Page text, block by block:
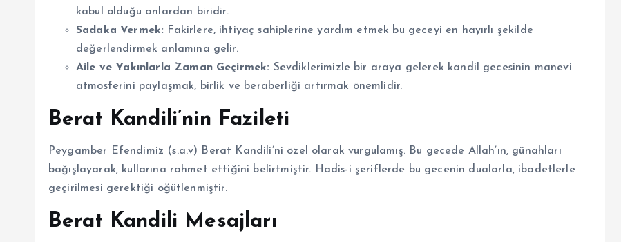
kabul olduğu anlardan biridir.
Sadaka Vermek: Fakirlere, ihtiyaç sahiplerine yardım etmek bu geceyi en hayırlı şekilde
değerlendirmek anlamına gelir.
Aile ve Yakınlarla Zaman Geçirmek: Sevdiklerimizle bir araya gelerek kandil gecesinin manevi
atmosferini paylaşmak, birlik ve beraberliği artırmak önemlidir.
Berat Kandili’nin Fazileti
Peygamber Efendimiz (s.a.v) Berat Kandili’ni özel olarak vurgulamış. Bu gecede Allah’ın, günahları
bağışlayarak, kullarına rahmet ettiğini belirtmiştir. Hadis-i şeriflerde bu gecenin dualarla, ibadetlerle
geçirilmesi gerektiği öğütlenmiştir.
Berat Kandili Mesajları